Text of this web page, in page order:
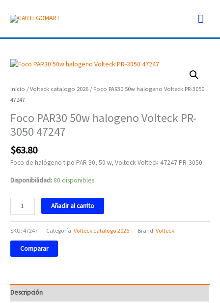
Inicio /Volteck catalogo 2026 / Foco PAR30 50w halogeno Volteck PR-3050
47247
Foco PAR30 50w halogeno Volteck PR-
3050 47247
$63.80
Foco de halógeno tipo PAR 30, 50 w, Volteck Volteck 47247 PR-3050
Disponibilidad: 80 disponibles
Foco
50w
halogeno
PR-
3050
cantidad
Añadir al carrito
SKU:47247 Categoría:Volteck catalogo 2026 Brand:Volteck
Comparar
Descripción